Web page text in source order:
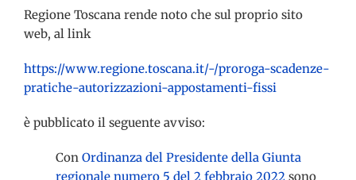
Regione Toscana rende noto che sul proprio sito
web, al link
https://www.regione.toscana.it/-/proroga-scadenze-
pratiche-autorizzazioni-appostamenti-fissi
è pubblicato il seguente avviso:
Con Ordinanza del Presidente della Giunta
regionale numero 5 del 2 febbraio 2022 sono